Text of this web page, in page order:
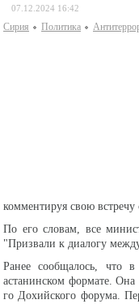
07.12.2024 16:42
Сирия Политика
комментируя свою
По его словам, все
"Призвали к диалогу
Ранее сообщалось, что
астанинском формате.
го Дохийского форума.